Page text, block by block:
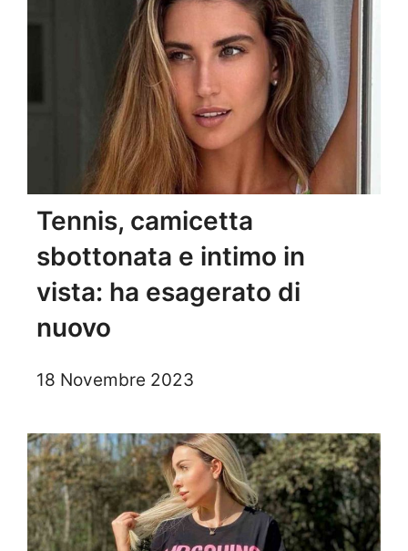
Tennis, camicetta
sbottonata e intimo in
vista: ha esagerato di
nuovo
18 Novembre 2023